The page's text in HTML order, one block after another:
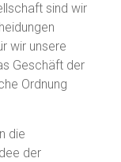
sind wir
wir unsere
Geschäft der
Ordnung
die
der